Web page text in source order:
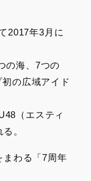
2017年3月に
の海、7つの
の広域アイド
（エスティ
。
まわる「7周年